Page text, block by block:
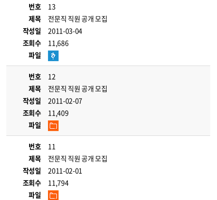
번호
13
제목
전문직 직원 공개 모집
작성일
2011-03-04
조회수
11,686
파일
번호
12
제목
전문직 직원 공개 모집
작성일
2011-02-07
조회수
11,409
파일
번호
11
제목
전문직 직원 공개 모집
작성일
2011-02-01
조회수
11,794
파일